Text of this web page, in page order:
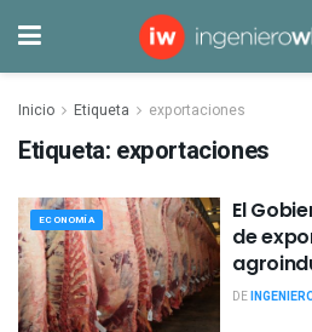
Inicio Etiqueta exportaciones
Etiqueta: exportaciones
ECONOMÍA
El
de
DE